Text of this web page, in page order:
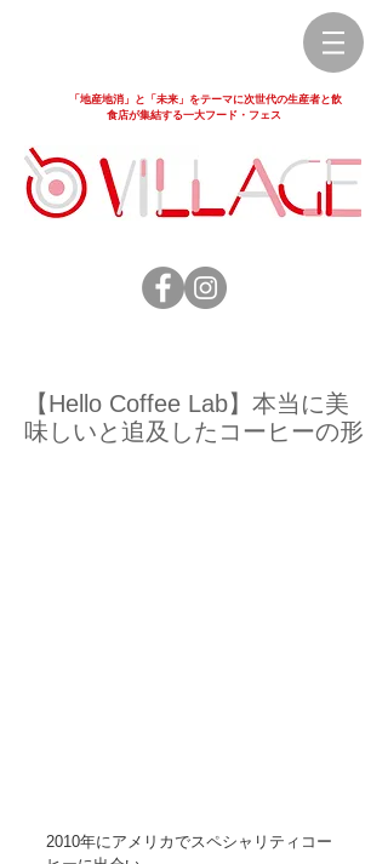
「地産地消」と「未来」をテーマに次世代の生産者と飲
食店が集結する一大フード・フェス
【Hello Coffee Lab】本当に美
味しいと追及したコーヒーの形
2010年にアメリカでスペシャリティコー